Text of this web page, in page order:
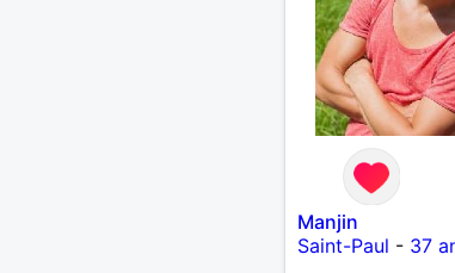
Manjin
Saint-Paul - 37